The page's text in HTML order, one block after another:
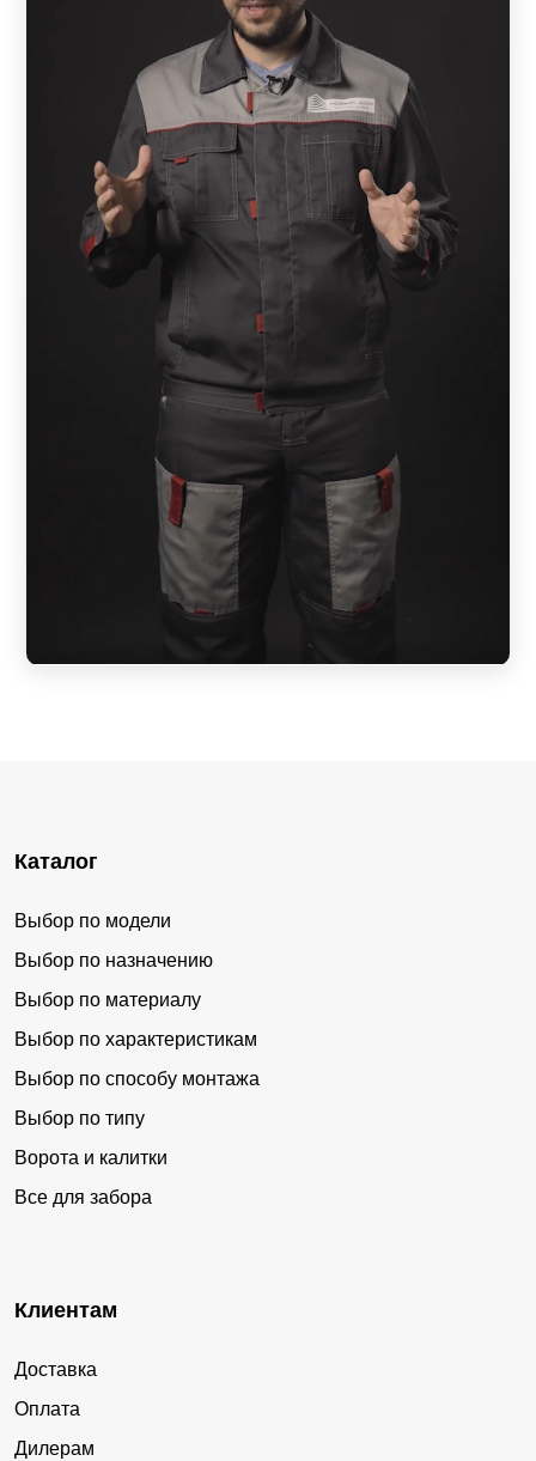
Каталог
Выбор по модели
Выбор по назначению
Выбор по материалу
Выбор по характеристикам
Выбор по способу монтажа
Выбор по типу
Ворота и калитки
Все для забора
Клиентам
Доставка
Оплата
Дилерам